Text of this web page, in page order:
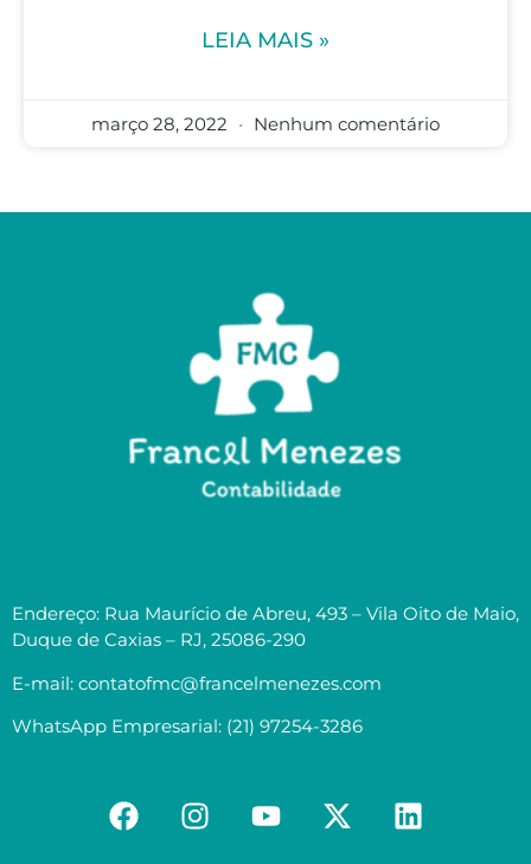
LEIA MAIS »
março 28, 2022 Nenhum comentário
Endereço: Rua Maurício de Abreu, 493 – Vila Oito de Maio,
Duque de Caxias – RJ, 25086-290
E-mail: contatofmc@francelmenezes.com
WhatsApp Empresarial: (21) 97254-3286